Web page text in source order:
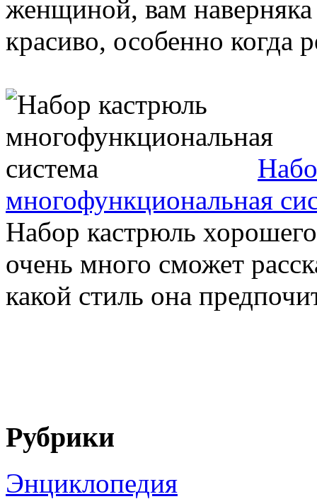
женщиной, вам наверняка
красиво, особенно когда
многофункциональная
Набор кастрюль
очень много сможет
какой стиль она
Рубрики
Энциклопедия